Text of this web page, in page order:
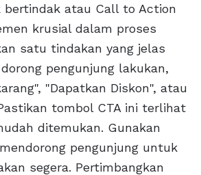
bertindak atau Call to Action
krusial dalam proses
satu tindakan yang jelas
pengunjung lakukan,
"Dapatkan Diskon", atau
tombol CTA ini terlihat
ditemukan. Gunakan
pengunjung untuk
segera. Pertimbangkan